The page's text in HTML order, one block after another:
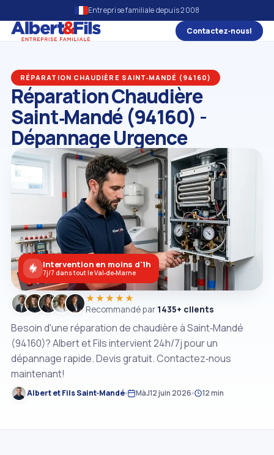
Entreprise familiale depuis 2008
Contactez‑nous!
RÉPARATION CHAUDIÈRE SAINT‑MANDÉ (94160)
Réparation Chaudière
Saint‑Mandé (94160) -
Dépannage Urgence
Besoin d'une réparation de chaudière à Saint‑Mandé
(94160)? Albert et Fils intervient 24h/7j pour un
dépannage rapide. Devis gratuit. Contactez‑nous
maintenant!
Albert et Fils Saint‑Mandé MàJ12 juin 2026 12 min
★★★★★
Recommandé par 1435+ clients
Intervention en moins d'1h
7j/7 dans tout le Val‑de‑Marne